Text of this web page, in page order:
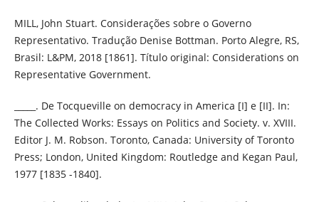
MILL, John Stuart. Considerações sobre o Governo
Representativo. Tradução Denise Bottman. Porto Alegre, RS,
Brasil: L&PM, 2018 [1861]. Título original: Considerations on
Representative Government.
_____. De Tocqueville on democracy in America [I] e [II]. In:
The Collected Works: Essays on Politics and Society. v. XVIII.
Editor J. M. Robson. Toronto, Canada: University of Toronto
Press; London, United Kingdom: Routledge and Kegan Paul,
1977 [1835 -1840].